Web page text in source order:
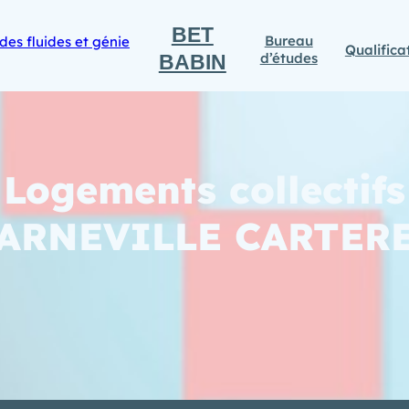
BET
BABIN
Bureau
d’études
Logements collectifs